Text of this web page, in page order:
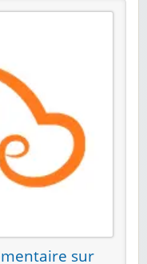
sur